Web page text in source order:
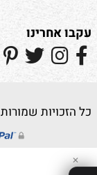
עקבו אחרינו
כל הזכויות
✕